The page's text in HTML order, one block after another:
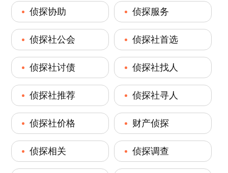
侦探协助 侦探服务
侦探社公会 侦探社首选
侦探社讨债 侦探社找人
侦探社推荐 侦探社寻人
侦探社价格 财产侦探
侦探相关 侦探调查